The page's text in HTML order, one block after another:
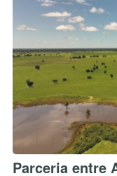
Parceria entre